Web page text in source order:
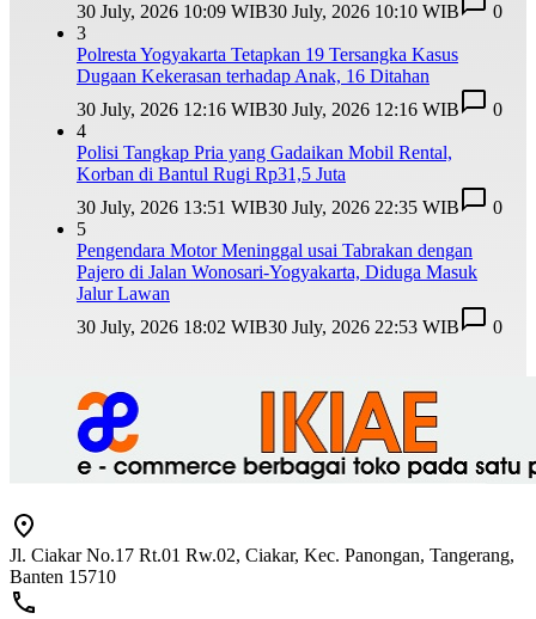
30 July, 2026 10:09 WIB30 July, 2026 10:10 WIB
0
3
Polresta Yogyakarta Tetapkan 19 Tersangka Kasus
Dugaan Kekerasan terhadap Anak, 16 Ditahan
30 July, 2026 12:16 WIB30 July, 2026 12:16 WIB
0
4
Polisi Tangkap Pria yang Gadaikan Mobil Rental,
Korban di Bantul Rugi Rp31,5 Juta
30 July, 2026 13:51 WIB30 July, 2026 22:35 WIB
0
5
Pengendara Motor Meninggal usai Tabrakan dengan
Pajero di Jalan Wonosari-Yogyakarta, Diduga Masuk
Jalur Lawan
30 July, 2026 18:02 WIB30 July, 2026 22:53 WIB 0
Jl. Ciakar No.17 Rt.01 Rw.02, Ciakar, Kec. Panongan, Tangerang,
Banten 15710